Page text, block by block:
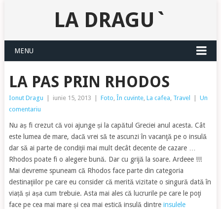
LA DRAGU`
MENU
LA PAS PRIN RHODOS
Ionut Dragu iunie 15, 2013 Foto, În cuvinte, La cafea, Travel
Un
comentariu
Nu aș fi crezut că voi ajunge și la capătul Greciei anul acesta. Cât
este lumea de mare, dacă vrei să te ascunzi în vacanţă pe o insulă
dar să ai parte de condiţii mai mult decât decente de cazare …
Rhodos poate fi o alegere bună. Dar cu grijă la soare. Ardeee !!!
Mai devreme spuneam că Rhodos face parte din categoria
destinaţiilor pe care eu consider că merită vizitate o singură dată în
viață și așa cum trebuie. Asta mai ales că lucrurile pe care le poţi
face pe cea mai mare și cea mai estică insulă dintre insulele